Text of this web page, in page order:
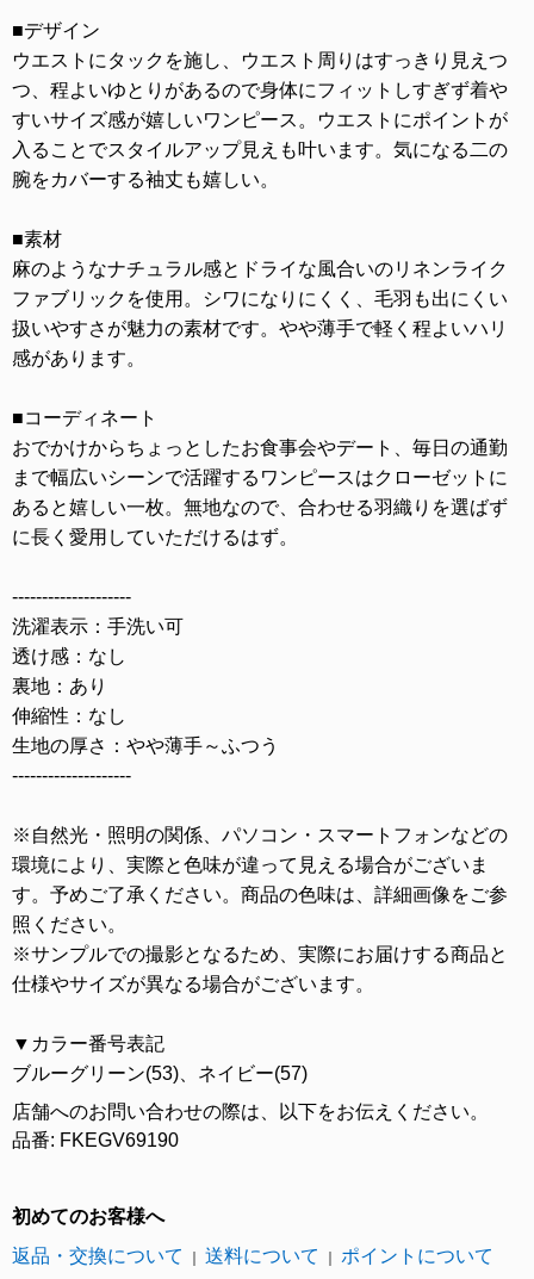
■デザイン
ウエストにタックを施し、ウエスト周りはすっきり見えつ
つ、程よいゆとりがあるので身体にフィットしすぎず着や
すいサイズ感が嬉しいワンピース。ウエストにポイントが
入ることでスタイルアップ見えも叶います。気になる二の
腕をカバーする袖丈も嬉しい。
■素材
麻のようなナチュラル感とドライな風合いのリネンライク
ファブリックを使用。シワになりにくく、毛羽も出にくい
扱いやすさが魅力の素材です。やや薄手で軽く程よいハリ
感があります。
■コーディネート
おでかけからちょっとしたお食事会やデート、毎日の通勤
まで幅広いシーンで活躍するワンピースはクローゼットに
あると嬉しい一枚。無地なので、合わせる羽織りを選ばず
に長く愛用していただけるはず。
--------------------
洗濯表示：手洗い可
透け感：なし
裏地：あり
伸縮性：なし
生地の厚さ：やや薄手～ふつう
--------------------
※自然光・照明の関係、パソコン・スマートフォンなどの
環境により、実際と色味が違って見える場合がございま
す。予めご了承ください。商品の色味は、詳細画像をご参
照ください。
※サンプルでの撮影となるため、実際にお届けする商品と
仕様やサイズが異なる場合がございます。
▼カラー番号表記
ブルーグリーン(53)、ネイビー(57)
店舗へのお問い合わせの際は、以下をお伝えください。
品番: FKEGV69190
初めてのお客様へ
返品・交換について
｜ 送料について ｜ ポイントについて